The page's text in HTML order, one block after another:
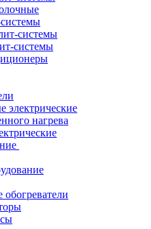
системы
системы
электрические
нагрева